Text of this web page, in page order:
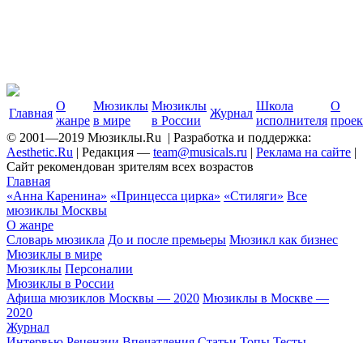
Главная
О
жанре
Мюзиклы
в мире
Мюзиклы
в России
Журнал
Школа
исполнителя
О
© 2001—2019 Мюзиклы.Ru | Разработка и поддержка:
Aesthetic.Ru | Редакция — team@musicals.ru | Реклама на сайте |
Сайт рекомендован зрителям всех возрастов
Главная
«Анна Каренина» «Принцесса цирка» «Стиляги» Все
мюзиклы Москвы
О жанре
Cловарь мюзикла До и после премьеры Мюзикл как бизнес
Мюзиклы в мире
Мюзиклы Персоналии
Мюзиклы в России
Афиша мюзиклов Москвы — 2020 Мюзиклы в Москве —
2020
Журнал